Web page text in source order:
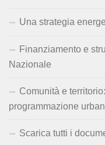
Una strategia
Finanziamento e
Nazionale
Comunità e
programmazione
Scarica tutti i